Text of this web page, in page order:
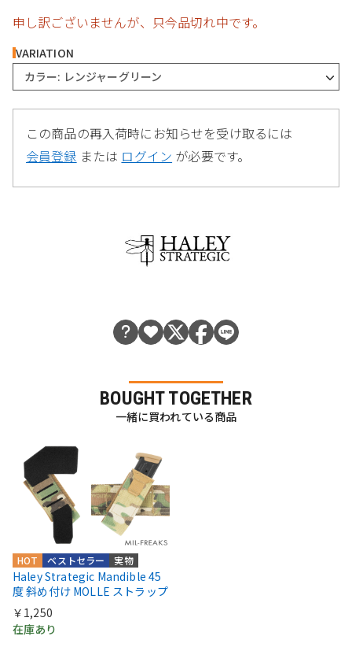
申し訳ございませんが、只今品切れ中です。
VARIATION
カラー: レンジャーグリーン
この商品の再入荷時にお知らせを受け取るには
会員登録 または ログイン が必要です。
BOUGHT TOGETHER
一緒に買われている商品
実物
ベストセラー
HOT
Haley Strategic Mandible 45
度 斜め付け MOLLE ストラップ
￥1,250
在庫あり